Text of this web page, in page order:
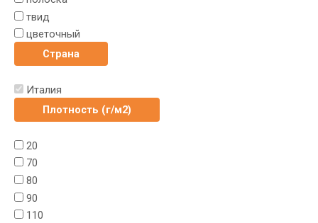
твид
цветочный
Страна
Италия
Плотность (г/м2)
20
70
80
90
110